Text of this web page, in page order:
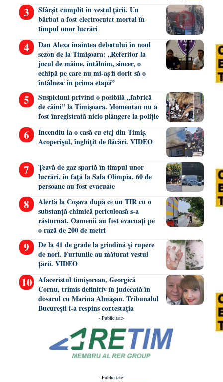
Sfârșit cumplit în vestul țării. Un
bărbat a fost electrocutat mortal în
timpul unor lucrări
Dan Alexa înaintea debutului în noul
sezon de la Timișoara: „Referitor la
jocul de mâine, întâlnim, sincer, o
echipă pe care nu mi-aș fi dorit să o
întâlnesc în prima etapă”
Suspiciuni privind o posibilă „fabrică
de câini” la Timișoara. Momentan nu a
fost înregistrată nicio plângere la poliție
Incendiu la o casă cu etaj din Timiș.
Acoperișul, înghițit de flăcări. VIDEO
Țeavă de gaz spartă în timpul unor
lucrări, în față la Sala Olimpia. 60 de
persoane au fost evacuate
Alertă la Coșava după ce un TIR cu o
substanță chimică periculoasă s-a
răsturnat. Oamenii au fost evacuați pe
o rază de 200 de metri
De la 41 de grade la grindină și rupere
de nori. Furtunile au măturat vestul
țării. VIDEO
Afaceristul timișorean, Georgică
Cornu, trimis definitiv în judecată în
dosarul cu Marina Almășan. Tribunalul
București i-a respins contestația
- Publicitate-
- Publicitate-